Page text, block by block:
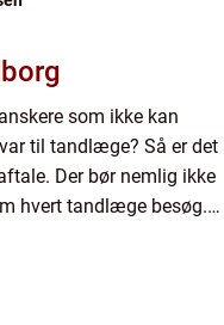
som ikke kan
til tandlæge? Så er det
Der bør nemlig ikke
hvert tandlæge besøg.